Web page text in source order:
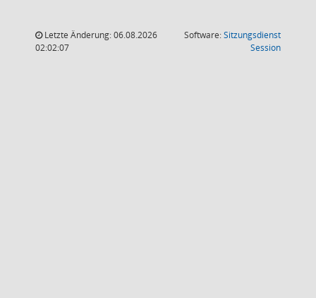
Letzte Änderung: 06.08.2026
02:02:07
Software:Sitzungsdienst
Session(Wird in